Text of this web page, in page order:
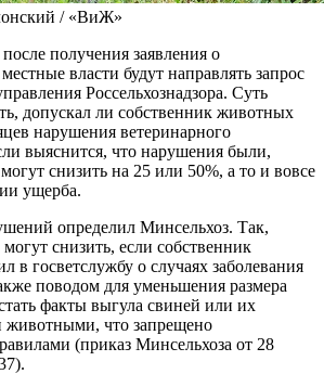
/ «ВиЖ»
получения заявления о
власти будут направлять запрос
Россельхознадзора. Суть
допускал ли собственник животных
нарушения ветеринарного
выяснится, что нарушения были,
снизить на 25 или 50%, а то и вовсе
ущерба.
определил Минсельхоз. Так,
снизить, если собственник
в госветслужбу о случаях заболевания
поводом для уменьшения размера
факты выгула свиней или их
животными, что запрещено
(приказ Минсельхоза от 28